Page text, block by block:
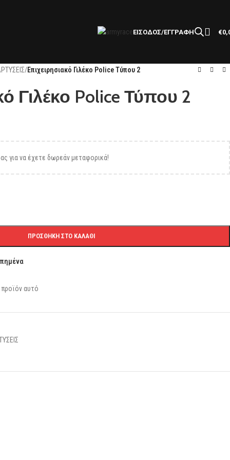
ΕΙΣΟΔΟΣ/ΕΓΓΡΑΦΗ €
/Επιχειρησιακό Γιλέκο Police Τύπου 2
Γιλέκο Police Τύπου 2
για να έχετε δωρεάν μεταφορικά!
ΠΡΟΣΘΉΚΗ ΣΤΟ ΚΑΛΆΘΙ
αυτό